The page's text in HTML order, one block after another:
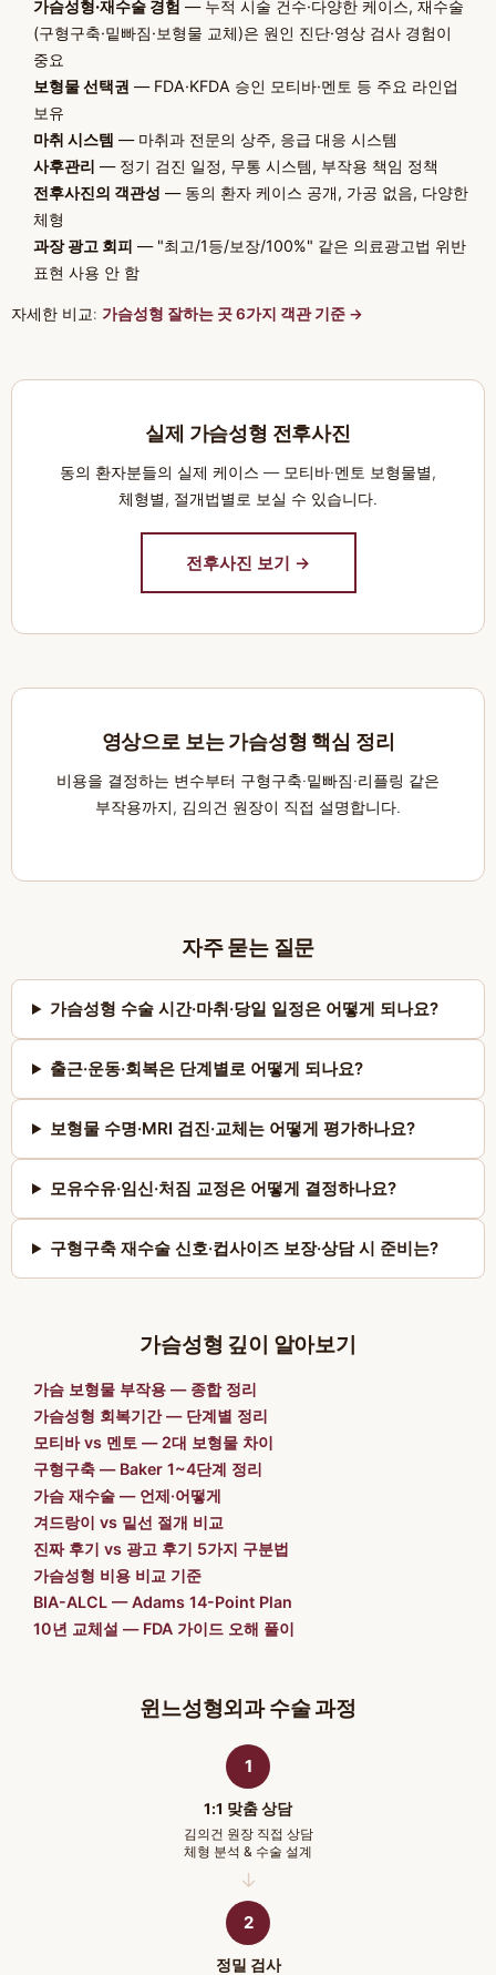
가슴성형·재수술 경험 — 누적 시술 건수·다양한 케이스, 재수술
(구형구축·밑빠짐·보형물 교체)은 원인 진단·영상 검사 경험이
중요
보형물 선택권 — FDA·KFDA 승인 모티바·멘토 등 주요 라인업
보유
마취 시스템 — 마취과 전문의 상주, 응급 대응 시스템
사후관리 — 정기 검진 일정, 무통 시스템, 부작용 책임 정책
전후사진의 객관성 — 동의 환자 케이스 공개, 가공 없음, 다양한
체형
과장 광고 회피 — "최고/1등/보장/100%" 같은 의료광고법 위반
표현 사용 안 함
자세한 비교: 가슴성형 잘하는 곳 6가지 객관 기준 →
실제 가슴성형 전후사진
동의 환자분들의 실제 케이스 — 모티바·멘토 보형물별,
체형별, 절개법별로 보실 수 있습니다.
전후사진 보기 →
영상으로 보는 가슴성형 핵심 정리
비용을 결정하는 변수부터 구형구축·밑빠짐·리플링 같은
부작용까지, 김의건 원장이 직접 설명합니다.
자주 묻는 질문
가슴성형 수술 시간·마취·당일 일정은 어떻게 되나요?
출근·운동·회복은 단계별로 어떻게 되나요?
보형물 수명·MRI 검진·교체는 어떻게 평가하나요?
모유수유·임신·처짐 교정은 어떻게 결정하나요?
구형구축 재수술 신호·컵사이즈 보장·상담 시 준비는?
가슴성형 깊이 알아보기
가슴 보형물 부작용 — 종합 정리
가슴성형 회복기간 — 단계별 정리
모티바 vs 멘토 — 2대 보형물 차이
구형구축 — Baker 1~4단계 정리
가슴 재수술 — 언제·어떻게
겨드랑이 vs 밑선 절개 비교
진짜 후기 vs 광고 후기 5가지 구분법
가슴성형 비용 비교 기준
BIA-ALCL — Adams 14-Point Plan
10년 교체설 — FDA 가이드 오해 풀이
윈느성형외과 수술 과정
1
1:1 맞춤 상담
김의건 원장 직접 상담
체형 분석 & 수술 설계
2
정밀 검사